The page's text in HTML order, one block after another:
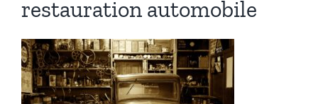
Autres produits
Boulonnerie spéciale
News
restauration automobile